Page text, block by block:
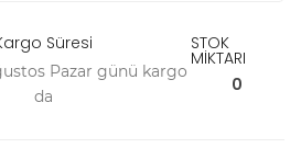
Süresi
Pazar günü kargo
da
STOK
MİKTARI
0